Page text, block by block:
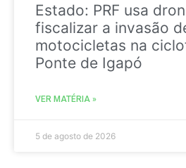
Estado: PRF usa
fiscalizar a invasão
motocicletas na
Ponte de Igapó
VER MATÉRIA »
5 de agosto de 2026